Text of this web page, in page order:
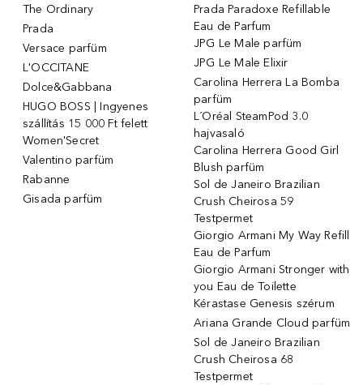
The Ordinary
Prada
Versace parfüm
L'OCCITANE
Dolce&Gabbana
HUGO BOSS | Ingyenes
szállítás 15 000 Ft felett
Women'Secret
Valentino parfüm
Rabanne
Gisada parfüm
Prada Paradoxe Refillable
Eau de Parfum
JPG Le Male parfüm
JPG Le Male Elixir
Carolina Herrera La Bomba
parfüm
L´Oréal SteamPod 3.0
hajvasaló
Carolina Herrera Good Girl
Blush parfüm
Sol de Janeiro Brazilian
Crush Cheirosa 59
Testpermet
Giorgio Armani My Way Refill
Eau de Parfum
Giorgio Armani Stronger with
you Eau de Toilette
Kérastase Genesis szérum
Ariana Grande Cloud parfüm
Sol de Janeiro Brazilian
Crush Cheirosa 68
Testpermet